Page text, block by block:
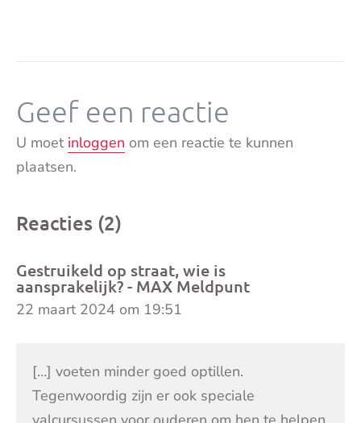
Geef een reactie
U moet inloggen om een reactie te kunnen
plaatsen.
Reacties (2)
Gestruikeld op straat, wie is
aansprakelijk? - MAX Meldpunt
22 maart 2024 om 19:51
[…] voeten minder goed optillen.
Tegenwoordig zijn er ook speciale